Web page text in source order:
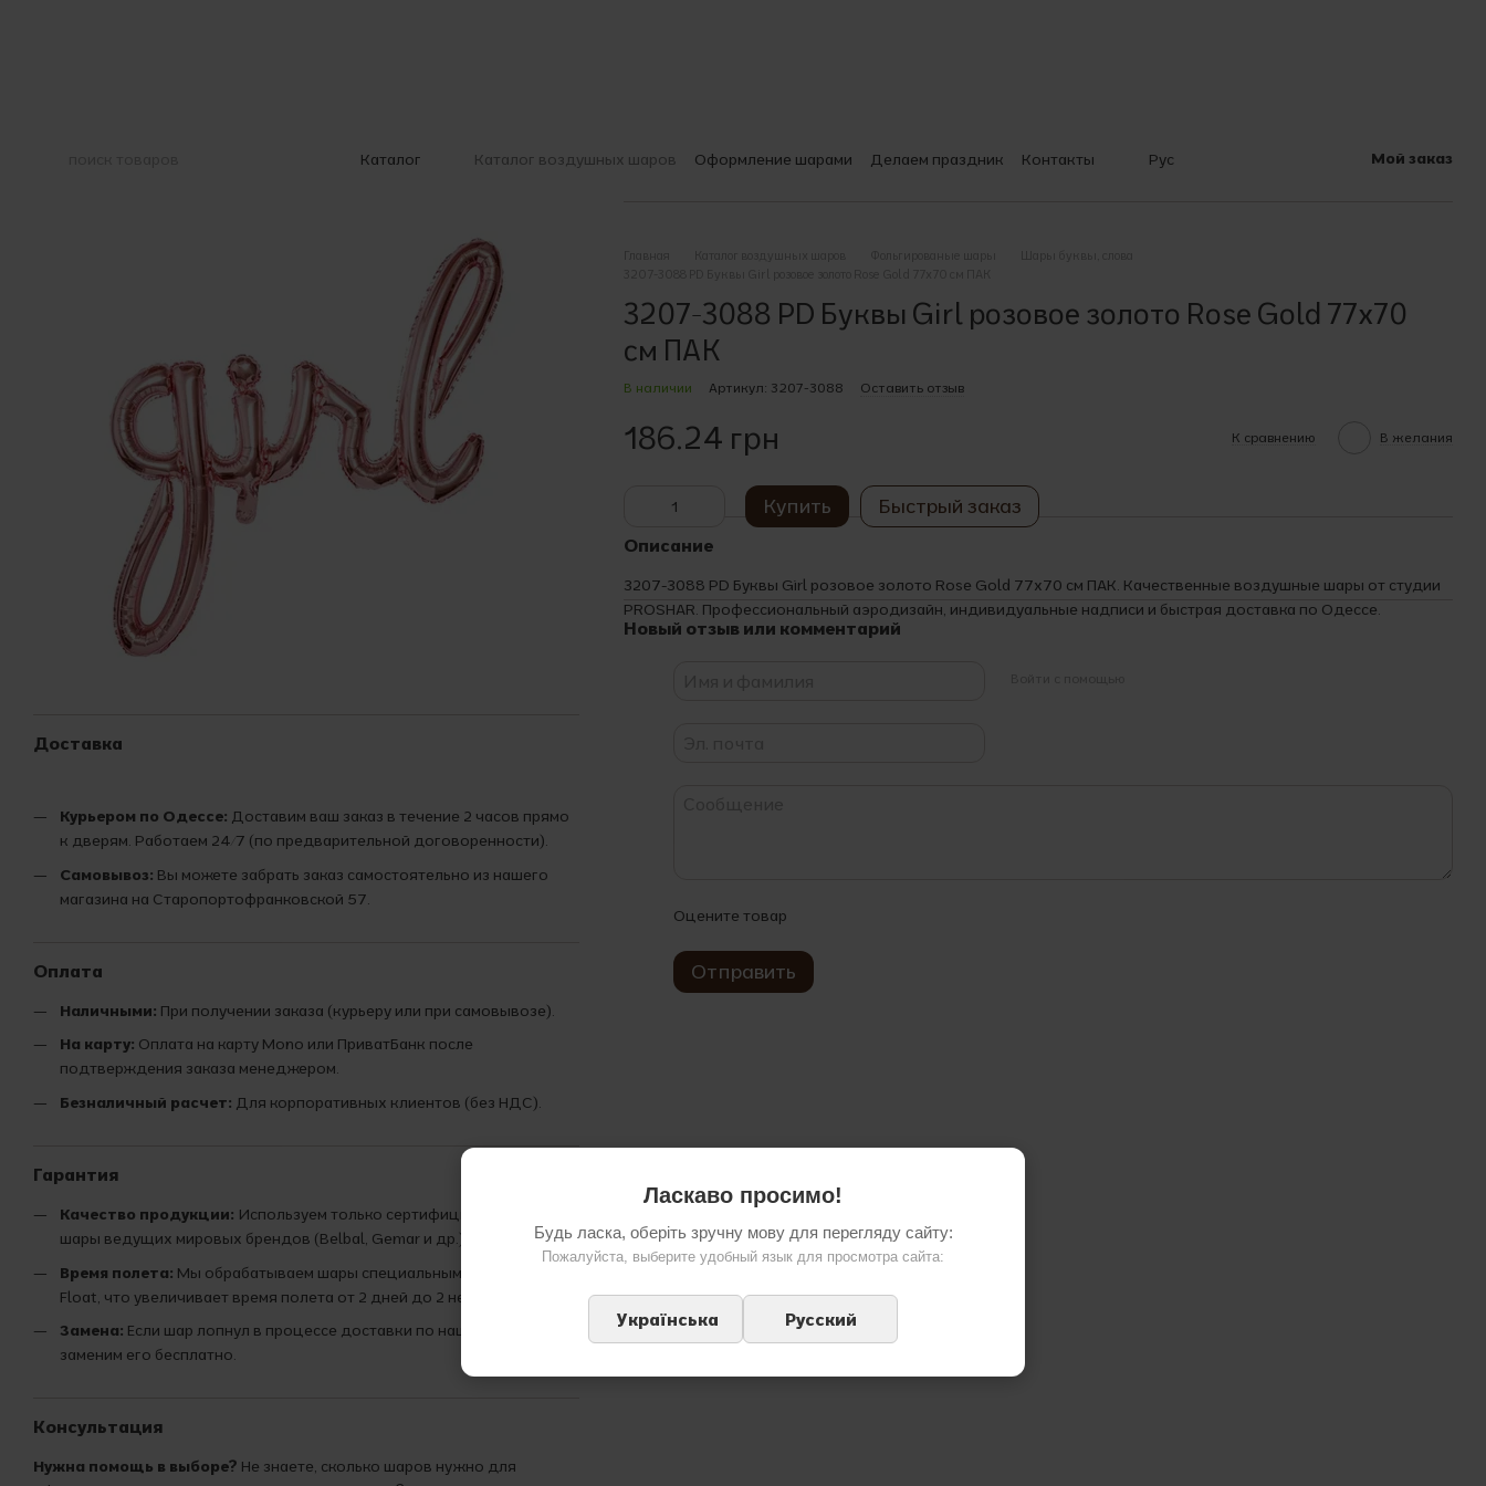
Каталог Каталог воздушных шаров Оформление шарами Делаем праздник
Контакты
Рус Мой заказ
Доставка
Курьером по Одессе: Доставим ваш заказ в течение 2 часов прямо
к дверям. Работаем 24/7 (по предварительной договоренности).
Самовывоз: Вы можете забрать заказ самостоятельно из нашего
магазина на Старопортофранковской 57.
Оплата
Наличными: При получении заказа (курьеру или при самовывозе).
На карту: Оплата на карту Mono или ПриватБанк после
подтверждения заказа менеджером.
Безналичный расчет: Для корпоративных клиентов (без НДС).
Гарантия
Качество продукции: Используем только сертифицированные
шары ведущих мировых брендов (Belbal, Gemar и др.).
Время полета: Мы обрабатываем шары специальным составом Hi-
Float, что увеличивает время полета от 2 дней до 2 недель.
Замена: Если шар лопнул в процессе доставки по нашей вине — мы
заменим его бесплатно.
Консультация
Нужна помощь в выборе? Не знаете, сколько шаров нужно для
3207-3088 PD Буквы Girl розовое золото Rose Gold 77x70
см ПАК
В наличии Артикул: 3207-3088 Оставить отзыв
186.24 грн К сравнению В желания
Купить Быстрый заказ
Описание
3207-3088 PD Буквы Girl розовое золото Rose Gold 77x70 см ПАК. Качественные воздушные шары от студии
PROSHAR. Профессиональный аэродизайн, индивидуальные надписи и быстрая доставка по Одессе.
Новый отзыв или комментарий
Оцените товар
Отправить
Ласкаво просимо!
Будь ласка, оберіть зручну мову для перегляду сайту:
Пожалуйста, выберите удобный язык для просмотра сайта:
Українська Русский